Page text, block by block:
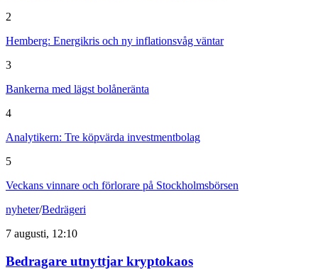
2
Hemberg: Energikris och ny inflationsvåg väntar
3
Bankerna med lägst bolåneränta
4
Analytikern: Tre köpvärda investmentbolag
5
Veckans vinnare och förlorare på Stockholmsbörsen
nyheter/Bedrägeri
7 augusti, 12:10
Bedragare utnyttjar kryptokaos